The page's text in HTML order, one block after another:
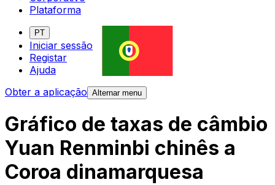
Plataforma
PT
Iniciar sessão
Registar
Ajuda
Obter a aplicação Alternar menu
Gráfico de taxas de câmbio
Yuan Renminbi chinês a
Coroa dinamarquesa